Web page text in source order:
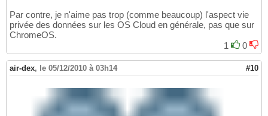
Par contre, je n'aime pas trop (comme beaucoup) l'aspect vie
privée des données sur les OS Cloud en générale, pas que sur
ChromeOS.
1
0
air-dex, le 05/12/2010 à 03h14 #10